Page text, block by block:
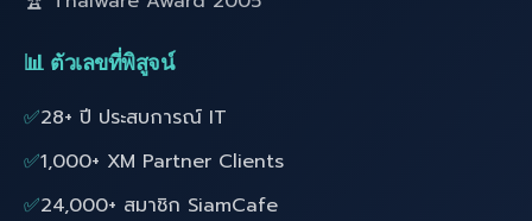
📊 ตัวเลขที่พิสูจน์
✅28+ ปี ประสบการณ์ IT
✅1,000+ XM Partner Clients
✅24,000+ สมาชิก SiamCafe